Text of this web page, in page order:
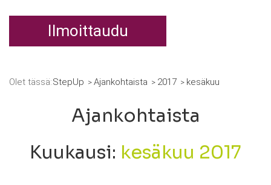
Ilmoittaudu
Olet tässä:StepUp Ajankohtaista 2017 kesäkuu
Ajankohtaista
Kuukausi: kesäkuu 2017